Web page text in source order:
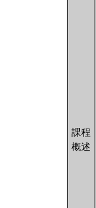
課程
概述